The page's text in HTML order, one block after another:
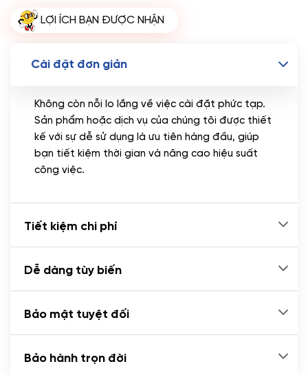
LỢI ÍCH BẠN ĐƯỢC NHẬN
Cài đặt đơn giản
Không còn nỗi lo lắng về việc cài đặt phức tạp.
Sản phẩm hoặc dịch vụ của chúng tôi được thiết
kế với sự dễ sử dụng là ưu tiên hàng đầu, giúp
bạn tiết kiệm thời gian và nâng cao hiệu suất
công việc.
Tiết kiệm chi phí
Dễ dàng tùy biến
Bảo mật tuyệt đối
Bảo hành trọn đời